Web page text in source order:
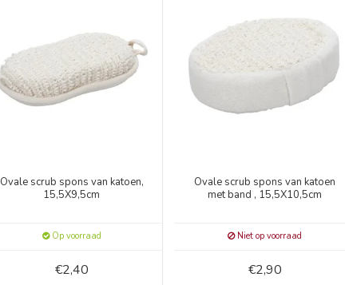
Ovale scrub spons van katoen,
15,5X9,5cm
Op voorraad
€2,40
Ovale scrub spons van katoen
met band , 15,5X10,5cm
Niet op voorraad
€2,90